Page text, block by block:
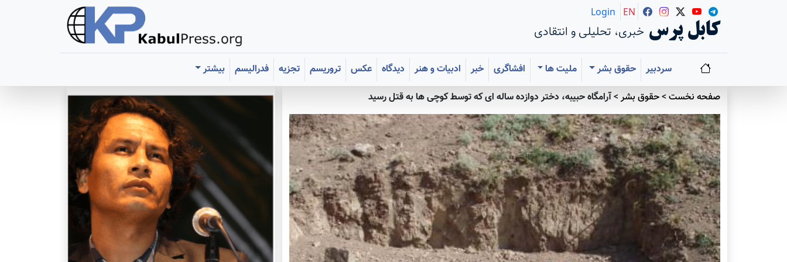
کابل پرس خبری، تحلیلی و انتقادی
Login EN
سردبیر حقوق بشر ملیت ها افشاگری خبر ادبیات و هنر دیدگاه عکس تروریسم تجزیه فدرالیسم
بیشتر
صفحه نخست>حقوق بشر>آرامگاه حبیبه، دختر دوازده ساله ای که توسط کوچی ها به قتل رسید